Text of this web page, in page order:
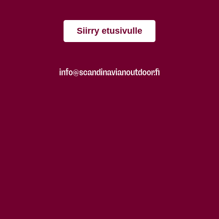
Siirry etusivulle
info@scandinavianoutdoor.fi